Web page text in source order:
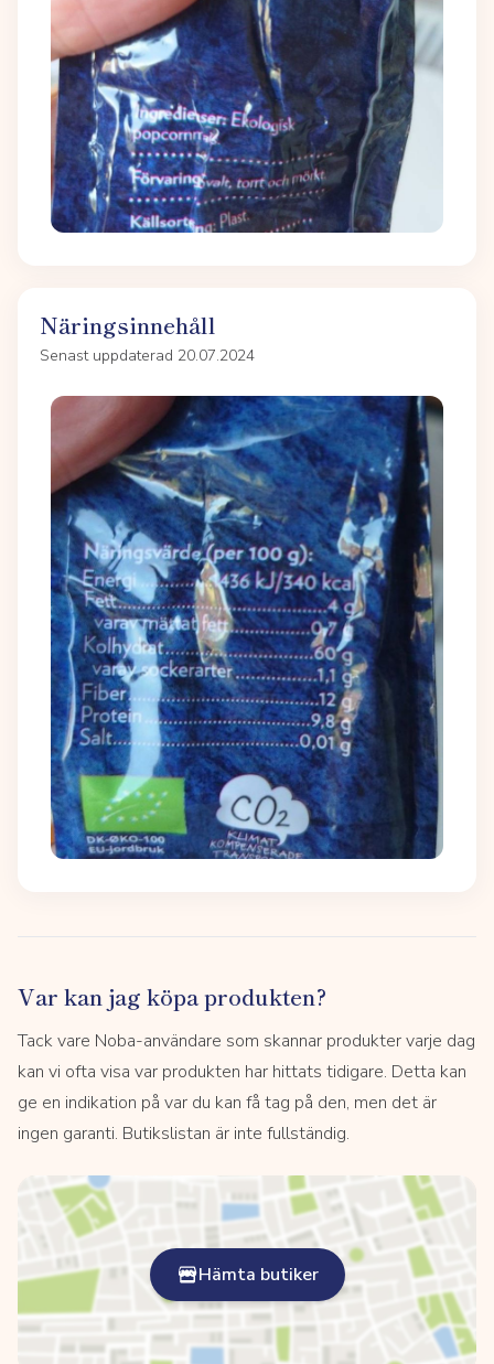
Näringsinnehåll
Senast uppdaterad 20.07.2024
Var kan jag köpa produkten?
Tack vare Noba-användare som skannar produkter varje dag
kan vi ofta visa var produkten har hittats tidigare. Detta kan
ge en indikation på var du kan få tag på den, men det är
ingen garanti. Butikslistan är inte fullständig.
Hämta butiker